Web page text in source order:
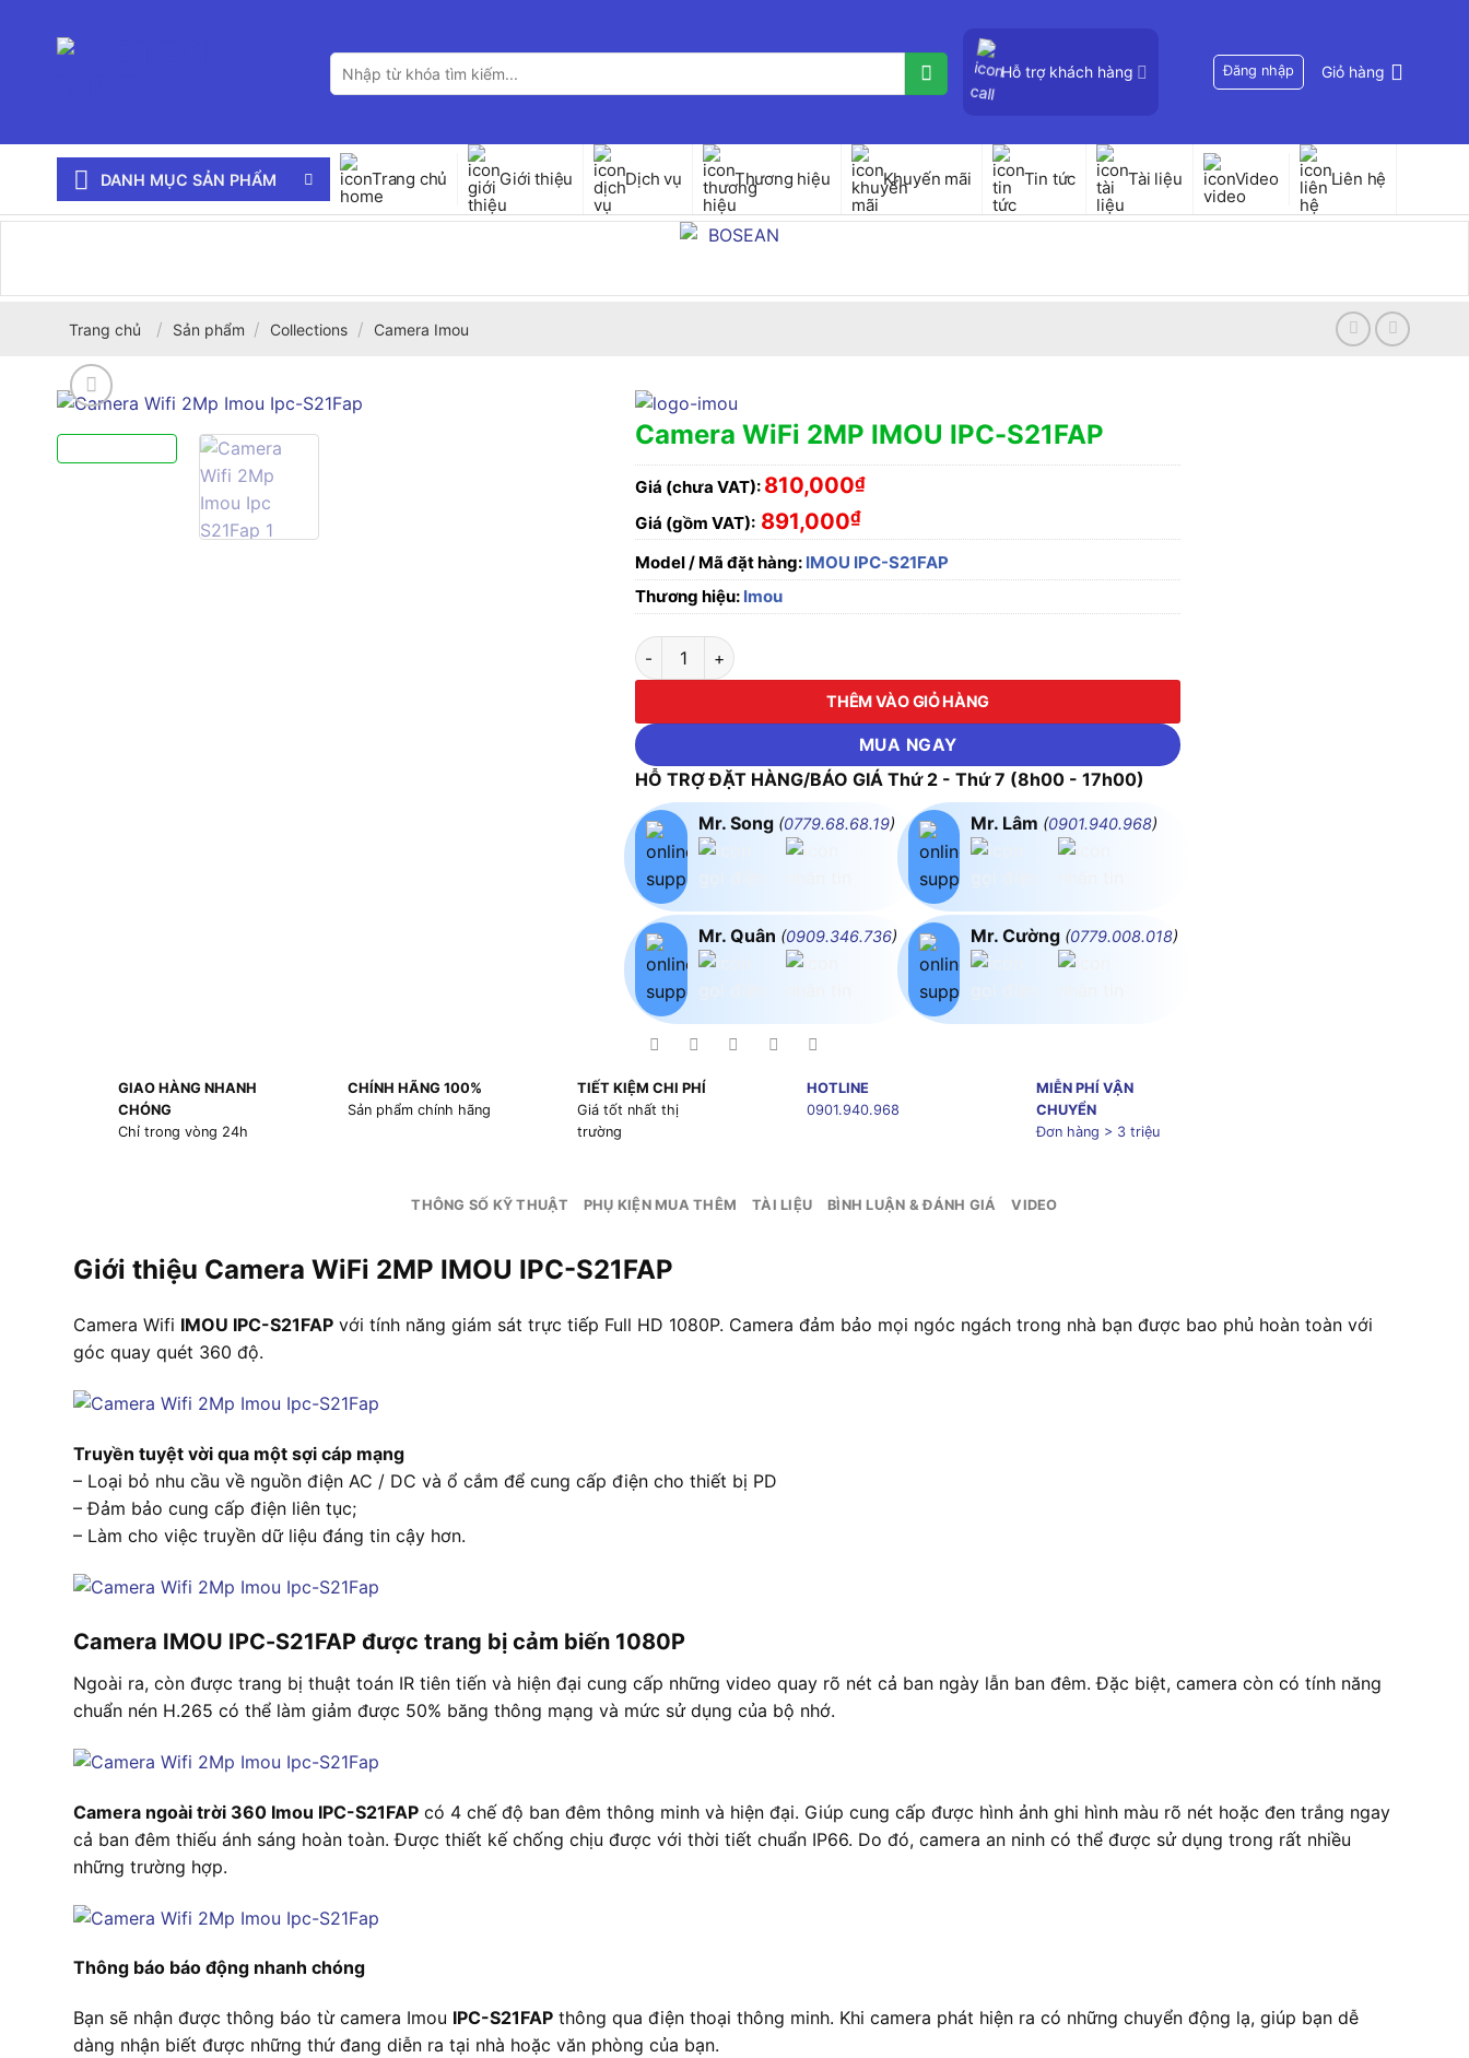
Tìm
kiếm:
Hỗ trợ khách hàng Đăng nhập Giỏ hàng
DANH MỤC SẢN PHẨM Trang chủ Giới thiệu Dịch vụ Thương hiệu Khuyến mãi Tin tức Tài liệu Video Liên hệ
Trang chủ / Sản phẩm / Collections / Camera Imou
Camera WiFi 2MP IMOU IPC-S21FAP
Giá (chưa VAT): 810,000₫
Giá (gồm VAT): 891,000₫
Model / Mã đặt hàng: IMOU IPC-S21FAP
Thương hiệu: Imou
Camera WiFi 2MP IMOU IPC-S21FAP số lượng
THÊM VÀO GIỎ HÀNG
MUA NGAY
HỖ TRỢ ĐẶT HÀNG/BÁO GIÁ Thứ 2 - Thứ 7 (8h00 - 17h00)
Mr. Song (0779.68.68.19)
Mr. Quân (0909.346.736)
Mr. Lâm (0901.940.968)
Mr. Cường (0779.008.018)
GIAO HÀNG NHANH
CHÓNG
Chỉ trong vòng 24h
CHÍNH HÃNG 100%
Sản phẩm chính hãng
TIẾT KIỆM CHI PHÍ
Giá tốt nhất thị
trường
HOTLINE
0901.940.968
MIỄN PHÍ VẬN
CHUYỂN
Đơn hàng > 3 triệu
THÔNG SỐ KỸ THUẬT PHỤ KIỆN MUA THÊM TÀI LIỆU BÌNH LUẬN & ĐÁNH GIÁ VIDEO
Giới thiệu Camera WiFi 2MP IMOU IPC-S21FAP
Camera Wifi IMOU IPC-S21FAP với tính năng giám sát trực tiếp Full HD 1080P. Camera đảm bảo mọi ngóc ngách trong nhà bạn được bao phủ hoàn toàn với
góc quay quét 360 độ.
Truyền tuyệt vời qua một sợi cáp mạng
– Loại bỏ nhu cầu về nguồn điện AC / DC và ổ cắm để cung cấp điện cho thiết bị PD
– Đảm bảo cung cấp điện liên tục;
– Làm cho việc truyền dữ liệu đáng tin cậy hơn.
Camera IMOU IPC-S21FAP được trang bị cảm biến 1080P
Ngoài ra, còn được trang bị thuật toán IR tiên tiến và hiện đại cung cấp những video quay rõ nét cả ban ngày lẫn ban đêm. Đặc biệt, camera còn có tính năng
chuẩn nén H.265 có thể làm giảm được 50% băng thông mạng và mức sử dụng của bộ nhớ.
Camera ngoài trời 360 Imou IPC-S21FAP có 4 chế độ ban đêm thông minh và hiện đại. Giúp cung cấp được hình ảnh ghi hình màu rõ nét hoặc đen trắng ngay
cả ban đêm thiếu ánh sáng hoàn toàn. Được thiết kế chống chịu được với thời tiết chuẩn IP66. Do đó, camera an ninh có thể được sử dụng trong rất nhiều
những trường hợp.
Thông báo báo động nhanh chóng
Bạn sẽ nhận được thông báo từ camera Imou IPC-S21FAP thông qua điện thoại thông minh. Khi camera phát hiện ra có những chuyển động lạ, giúp bạn dễ
dàng nhận biết được những thứ đang diễn ra tại nhà hoặc văn phòng của bạn.